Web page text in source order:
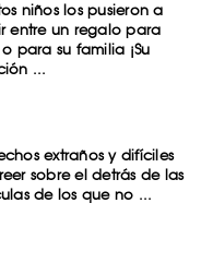
niños los pusieron a
entre un regalo para
para su familia ¡Su
...
extraños y difíciles
sobre el detrás de las
de los que no ...